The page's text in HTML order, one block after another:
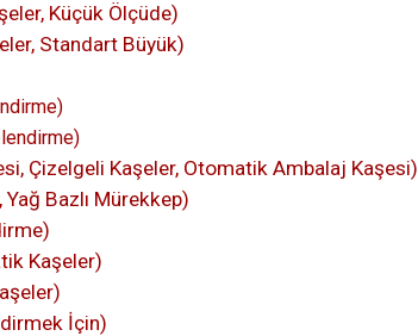
Küçük Ölçüde)
Standart Büyük)
Çizelgeli Kaşeler, Otomatik Ambalaj Kaşesi)
Bazlı Mürekkep)
Kaşeler)
İçin)